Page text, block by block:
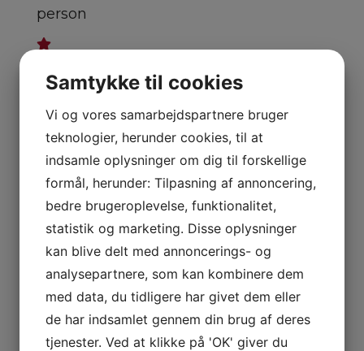
person
Opgrader til juniorsuite m. frontal
havudsigt - V. 21 nætter + kr. 2250.- per
person & V. 28 nætter + kr. 3000.- per
person
Enkeltværelsestillæg - Spørg for pris
Kontakt os for mulighederne
Navn *
Samtykke til cookies
Vi og vores samarbejdspartnere bruger
teknologier, herunder cookies, til at
indsamle oplysninger om dig til forskellige
formål, herunder: Tilpasning af annoncering,
bedre brugeroplevelse, funktionalitet,
statistik og marketing. Disse oplysninger
kan blive delt med annoncerings- og
analysepartnere, som kan kombinere dem
med data, du tidligere har givet dem eller
de har indsamlet gennem din brug af deres
tjenester. Ved at klikke på 'OK' giver du